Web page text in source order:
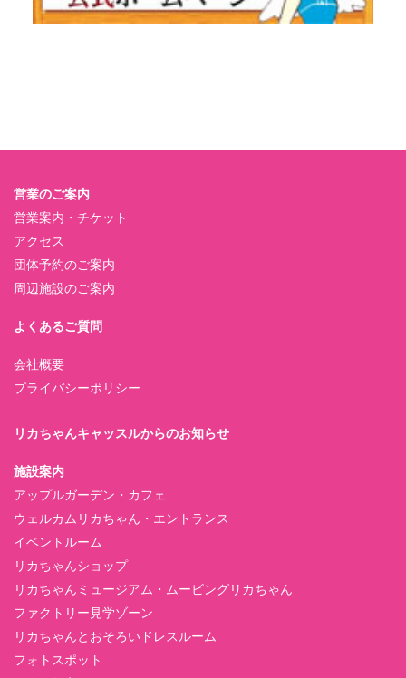
営業のご案内
営業案内・チケット
アクセス
団体予約のご案内
周辺施設のご案内
よくあるご質問
会社概要
プライバシーポリシー
リカちゃんキャッスルからのお知らせ
施設案内
アップルガーデン・カフェ
ウェルカムリカちゃん・エントランス
イベントルーム
リカちゃんショップ
リカちゃんミュージアム・ムービングリカちゃん
ファクトリー見学ゾーン
リカちゃんとおそろいドレスルーム
フォトスポット